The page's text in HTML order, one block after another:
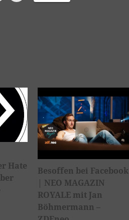
Hate
Besoffen bei Facebook
| NEO MAGAZIN
ROYALE mit Jan
Böhmermann –